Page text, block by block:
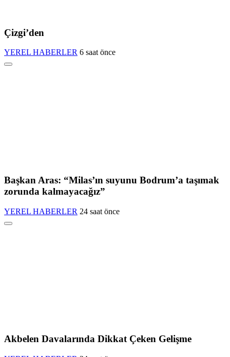
Çizgi’den
YEREL HABERLER 6 saat önce
Başkan Aras: “Milas’ın suyunu Bodrum’a taşımak
zorunda kalmayacağız”
YEREL HABERLER 24 saat önce
Akbelen Davalarında Dikkat Çeken Gelişme